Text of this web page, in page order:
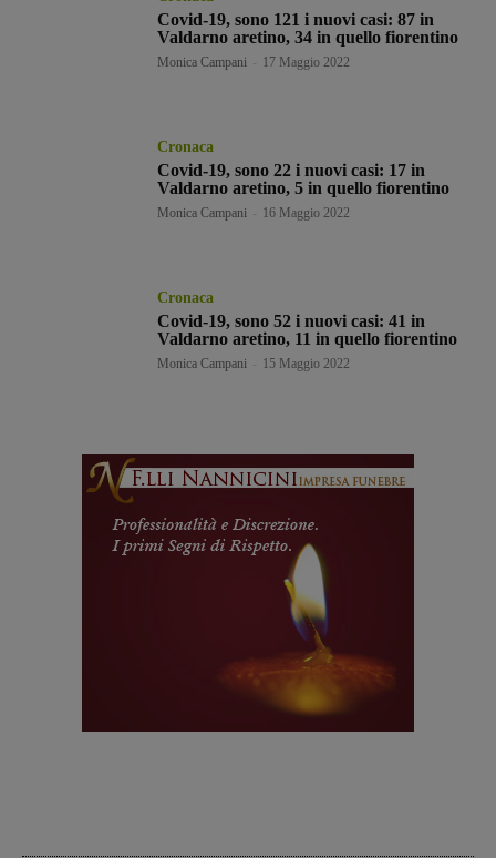
Covid-19, sono 121 i nuovi casi: 87 in
Valdarno aretino, 34 in quello fiorentino
Monica Campani 17 Maggio 2022
Cronaca
Covid-19, sono 22 i nuovi casi: 17 in
Valdarno aretino, 5 in quello fiorentino
Monica Campani 16 Maggio 2022
Cronaca
Covid-19, sono 52 i nuovi casi: 41 in
Valdarno aretino, 11 in quello fiorentino
Monica Campani 15 Maggio 2022